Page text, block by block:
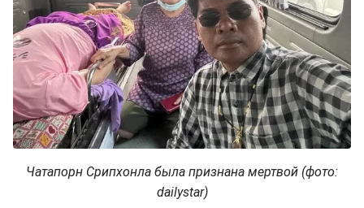
Чатапорн Срипхонла была признана мертвой (фото:
dailystar)